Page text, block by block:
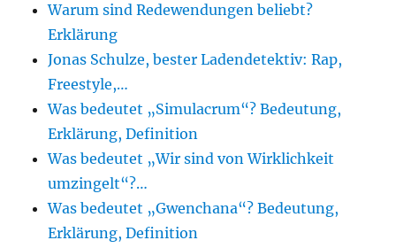
Warum sind Redewendungen beliebt?
Erklärung
Jonas Schulze, bester Ladendetektiv: Rap,
Freestyle,…
Was bedeutet „Simulacrum“? Bedeutung,
Erklärung, Definition
Was bedeutet „Wir sind von Wirklichkeit
umzingelt“?…
Was bedeutet „Gwenchana“? Bedeutung,
Erklärung, Definition